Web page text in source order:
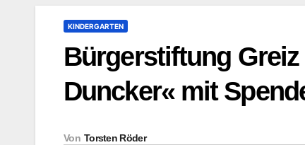
KINDERGARTEN
Bürgerstiftung
Duncker« mit
Von Torsten Röder